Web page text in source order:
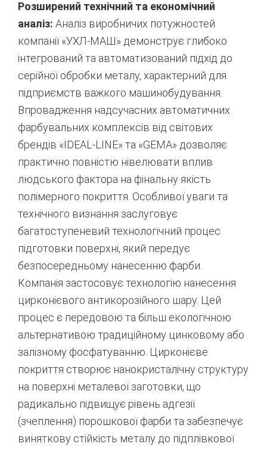
Розширений технічний та економічний
аналіз: Аналіз виробничих потужностей
компанії «УХЛ-МАШ» демонструє глибоко
інтегрований та автоматизований підхід до
серійної обробки металу, характерний для
підприємств важкого машинобудування.
Впровадження надсучасних автоматичних
фарбувальних комплексів від світових
брендів «IDEAL-LINE» та «GEMA» дозволяє
практично повністю нівелювати вплив
людського фактора на фінальну якість
полімерного покриття. Особливої уваги та
технічного визнання заслуговує
багатоступеневий технологічний процес
підготовки поверхні, який передує
безпосередньому нанесенню фарби.
Компанія застосовує технологію нанесення
цирконієвого антикорозійного шару. Цей
процес є передовою та більш екологічною
альтернативою традиційному цинковому або
залізному фосфатуванню. Цирконієве
покриття створює нанокристалічну структуру
на поверхні металевої заготовки, що
радикально підвищує рівень адгезії
(зчеплення) порошкової фарби та забезпечує
виняткову стійкість металу до підплівкової